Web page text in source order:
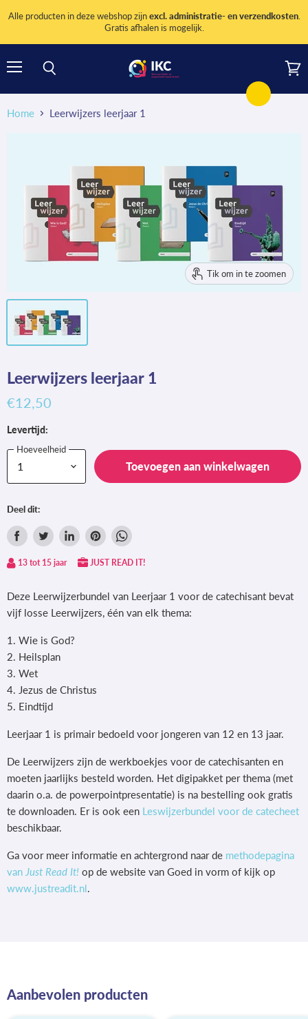
Alle producten in deze webshop zijnexcl. administratie- en verzendkosten.
Gratis afhalen is mogelijk.
Home Leerwijzers leerjaar 1
Tik om in te zoomen
Leerwijzers leerjaar 1
€12,50
Levertijd:
Hoeveelheid
Toevoegen aan winkelwagen
Deel dit:
Delen
via
Tweet
op
Deel
op
Pin
op
Deel
via
13 tot 15 jaar JUST READ IT!
Deze Leerwijzerbundel van Leerjaar 1 voor de catechisant bevat
vijf losse Leerwijzers, één van elk thema:
1. Wie is God?
2. Heilsplan
3. Wet
4. Jezus de Christus
5. Eindtijd
Leerjaar 1 is primair bedoeld voor jongeren van 12 en 13 jaar.
De Leerwijzers zijn de werkboekjes voor de catechisanten en
moeten jaarlijks besteld worden. Het digipakket per thema (met
daarin o.a. de powerpointpresentatie) is na bestelling ook gratis
te downloaden. Er is ook een Leswijzerbundel voor de catecheet
beschikbaar.
Ga voor meer informatie en achtergrond naar de methodepagina
van Just Read It! op de website van Goed in vorm of kijk op
www.justreadit.nl.
Aanbevolen producten